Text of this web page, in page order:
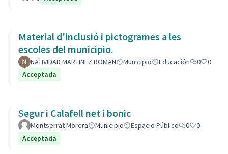
Material d'inclusió i pictogrames a les
escoles del municipio.
NATIVIDAD MARTINEZ ROMAN Municipio Educación 0
0
Acceptada
Segur i Calafell net i bonic
Montserrat Morera Municipio Espacio Público 0
0
Acceptada